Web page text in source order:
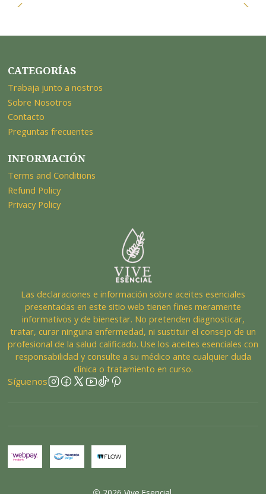
CATEGORÍAS
Trabaja junto a nostros
Sobre Nosotros
Contacto
Preguntas frecuentes
INFORMACIÓN
Terms and Conditions
Refund Policy
Privacy Policy
Las declaraciones e información sobre aceites esenciales
presentadas en este sitio web tienen fines meramente
informativos y de bienestar. No pretenden diagnosticar,
tratar, curar ninguna enfermedad, ni sustituir el consejo de un
profesional de la salud calificado. Use los aceites esenciales con
responsabilidad y consulte a su médico ante cualquier duda
clínica o tratamiento en curso.
Síguenos